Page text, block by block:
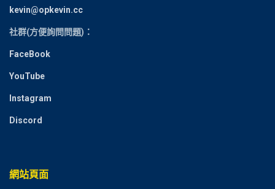
kevin@opkevin.cc
社群(方便詢問問題)：
FaceBook
YouTube
Instagram
Discord
網站頁面